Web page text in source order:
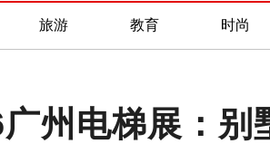
旅游 教育 时尚
州电梯展：